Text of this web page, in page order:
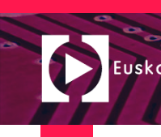
Saltar
al
contenido